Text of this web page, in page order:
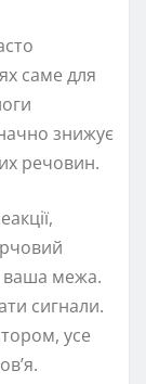
саме для
знижує
речовин.
ваша межа.
сигнали.
усе